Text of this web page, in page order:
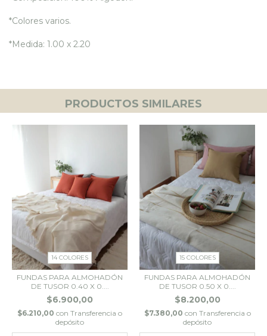
*Colores varios.
*Medida: 1.00 x 2.20
PRODUCTOS SIMILARES
14 COLORES
FUNDAS PARA ALMOHADÓN
DE TUSOR 0.40 X 0....
$6.900,00
$6.210,00 con Transferencia o
depósito
15 COLORES
FUNDAS PARA ALMOHADÓN
DE TUSOR 0.50 X 0....
$8.200,00
$7.380,00 con Transferencia o
depósito